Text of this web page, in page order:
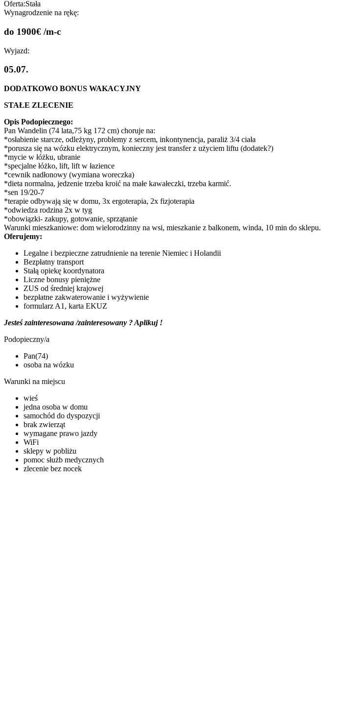
Oferta:Stała
Wynagrodzenie na rękę:
do 1900€ /m-c
Wyjazd:
05.07.
DODATKOWO BONUS WAKACYJNY
STAŁE ZLECENIE
Opis Podopiecznego:
Pan Wandelin (74 lata,75 kg 172 cm) choruje na:
*osłabienie starcze, odleżyny, problemy z sercem, inkontynencja, paraliż 3/4 ciała
*porusza się na wózku elektrycznym, konieczny jest transfer z użyciem liftu (dodatek?)
*mycie w łóżku, ubranie
*specjalne łóżko, lift, lift w łazience
*cewnik nadłonowy (wymiana woreczka)
*dieta normalna, jedzenie trzeba kroić na małe kawałeczki, trzeba karmić.
*sen 19/20-7
*terapie odbywają się w domu, 3x ergoterapia, 2x fizjoterapia
*odwiedza rodzina 2x w tyg
*obowiązki- zakupy, gotowanie, sprzątanie
Warunki mieszkaniowe: dom wielorodzinny na wsi, mieszkanie z balkonem, winda, 10 min do sklepu.
Oferujemy:
Legalne i bezpieczne zatrudnienie na terenie Niemiec i Holandii
Bezpłatny transport
Stałą opiekę koordynatora
Liczne bonusy pieniężne
ZUS od średniej krajowej
bezpłatne zakwaterowanie i wyżywienie
formularz A1, karta EKUZ
Jesteś zainteresowana /zainteresowany ? Aplikuj !
Podopieczny/a
Pan(74)
osoba na wózku
Warunki na miejscu
wieś
jedna osoba w domu
samochód do dyspozycji
brak zwierząt
wymagane prawo jazdy
WiFi
sklepy w pobliżu
pomoc służb medycznych
zlecenie bez nocek